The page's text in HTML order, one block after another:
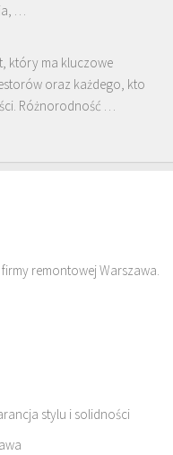
…
który ma kluczowe
oraz każdego, kto
Różnorodność …
remontowej Warszawa.
stylu i solidności